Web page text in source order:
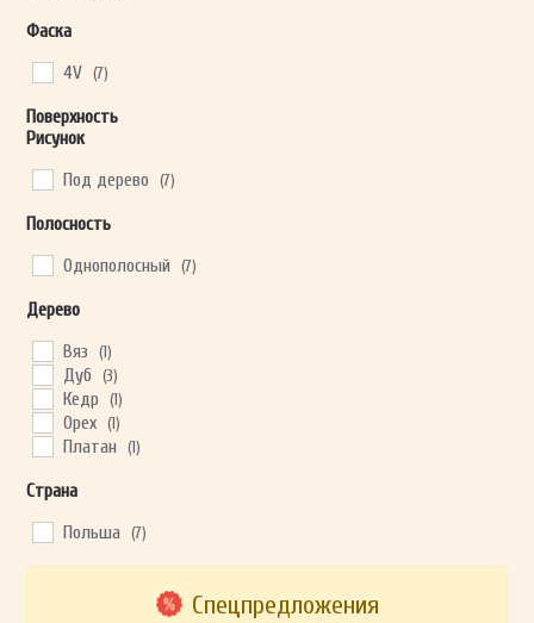
Фаска
4V (7)
Поверхность
Рисунок
Под дерево
(7)
Полосность
Однополосный
(7)
Дерево
Вяз
(1)
Дуб (3)
Кедр (1)
Орех (1)
Платан (1)
Страна
Польша
(7)
Спецпредложения